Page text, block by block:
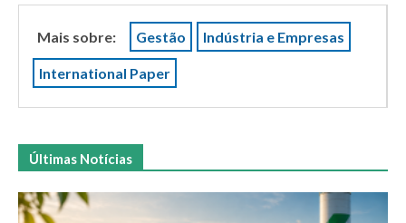
Mais sobre: Gestão Indústria e Empresas
International Paper
Últimas Notícias